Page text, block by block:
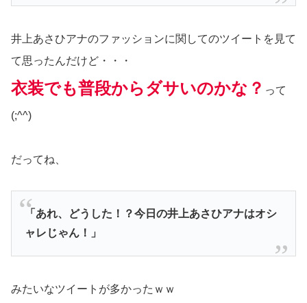
井上あさひアナのファッションに関してのツイートを見て
て思ったんだけど・・・
衣装でも普段からダサいのかな？ って
(;^^)
だってね、
「あれ、どうした！？今日の井上あさひアナはオシ
ャレじゃん！」
みたいなツイートが多かったｗｗ